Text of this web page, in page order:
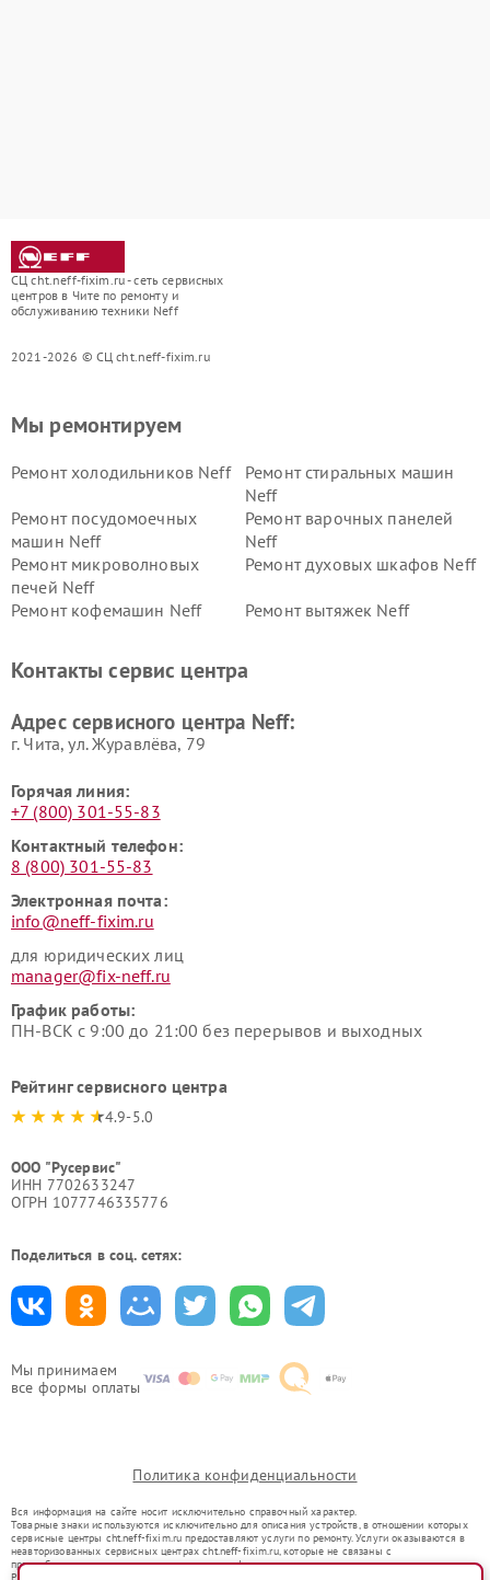
СЦ cht.neff-fixim.ru - сеть сервисных
центров в Чите по ремонту и
обслуживанию техники Neff
2021-2026 © СЦ cht.neff-fixim.ru
Мы принимаем
все формы оплаты
Мы ремонтируем
Ремонт холодильников Neff
Ремонт стиральных машин
Neff
Ремонт посудомоечных
машин Neff
Ремонт варочных панелей
Neff
Ремонт микроволновых
печей Neff
Ремонт духовых шкафов Neff
Ремонт кофемашин Neff Ремонт вытяжек Neff
Контакты сервис центра
Адрес сервисного центра Neff:
г. Чита, ул. Журавлёва, 79
Горячая линия:
+7 (800) 301-55-83
Контактный телефон:
8 (800) 301-55-83
Электронная почта:
info@neff-fixim.ru
для юридических лиц
manager@fix-neff.ru
График работы:
ПН-ВСК с 9:00 до 21:00 без перерывов и выходных
Рейтинг сервисного центра
4.9-5.0
ООО "Русервис"
ИНН 7702633247
ОГРН 1077746335776
Поделиться в соц. сетях:
Политика конфиденциальности
Вся информация на сайте носит исключительно справочный характер.
Товарные знаки используются исключительно для описания устройств, в отношении которых
сервисные центры cht.neff-fixim.ru предоставляют услуги по ремонту. Услуги оказываются в
неавторизованных сервисных центрах cht.neff-fixim.ru, которые не связаны с
правообладателями товарных знаков или их официальными представителями.